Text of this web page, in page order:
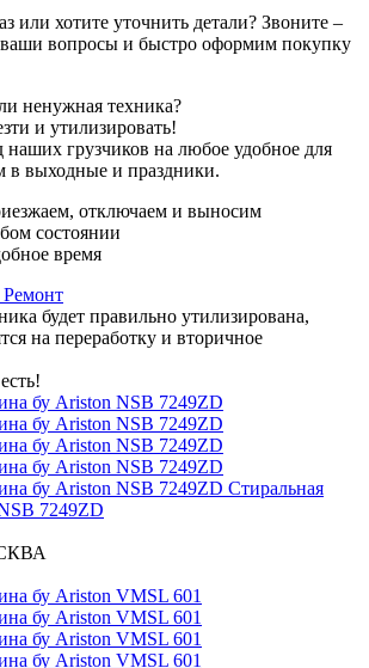
или хотите уточнить детали? Звоните –
вопросы и быстро оформим покупку
ненужная техника?
и утилизировать!
наших грузчиков на любое удобное для
в выходные и праздники.
отключаем и выносим
состоянии
время
Ремонт
будет правильно утилизирована,
на переработку и вторичное
Стиральная
7249ZD